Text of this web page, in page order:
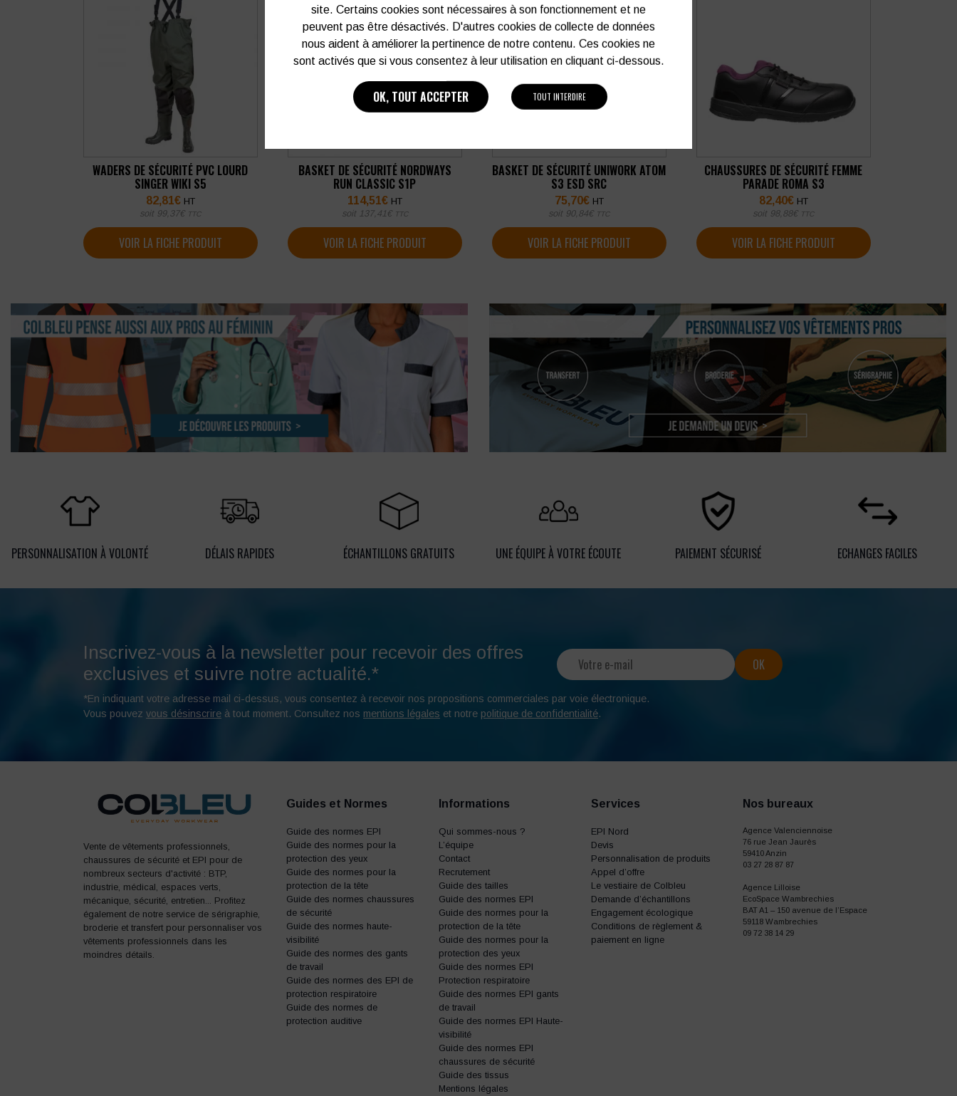
WADERS DE SÉCURITÉ PVC LOURD
SINGER WIKI S5
82,81€ HT
soit 99,37€ TTC
VOIR LA FICHE PRODUIT
BASKET DE SÉCURITÉ NORDWAYS
RUN CLASSIC S1P
114,51€ HT
soit 137,41 € TTC
VOIR LA FICHE PRODUIT
BASKET DE SÉCURITÉ UNIWORK ATOM
S3 ESD SRC
75,70€ HT
soit 90,84€ TTC
VOIR LA FICHE PRODUIT
CHAUSSURES DE SÉCURITÉ FEMME
PARADE ROMA S3
82,40€ HT
soit 98,88€ TTC
VOIR LA FICHE PRODUIT
PERSONNALISATION À VOLONTÉ DÉLAIS RAPIDES ÉCHANTILLONS GRATUITS UNE ÉQUIPE À VOTRE ÉCOUTE PAIEMENT SÉCURISÉ ECHANGES FACILES
Inscrivez-vous à la newsletter pour recevoir des offres
exclusives et suivre notre actualité.*
*En indiquant votre adresse mail ci-dessus, vous consentez à recevoir nos propositions commerciales par voie électronique.
Vous pouvez vous désinscrire à tout moment. Consultez nos mentions légales et notre politique de confidentialité.
Vente de vêtements professionnels,
chaussures de sécurité et EPI pour de
nombreux secteurs d'activité : BTP,
industrie, médical, espaces verts,
mécanique, sécurité, entretien... Profitez
également de notre service de sérigraphie,
broderie et transfert pour personnaliser vos
vêtements professionnels dans les
moindres détails.
Guides et Normes
Guide des normes EPI
Guide des normes pour la
protection des yeux
Guide des normes pour la
protection de la tête
Guide des normes chaussures
de sécurité
Guide des normes haute-
visibilité
Guide des normes des gants
de travail
Guide des normes des EPI de
protection respiratoire
Guide des normes de
protection auditive
Informations
Qui sommes-nous ?
L’équipe
Contact
Recrutement
Guide des tailles
Guide des normes EPI
Guide des normes pour la
protection de la tête
Guide des normes pour la
protection des yeux
Guide des normes EPI
Protection respiratoire
Guide des normes EPI gants
de travail
Guide des normes EPI Haute-
visibilité
Guide des normes EPI
chaussures de sécurité
Guide des tissus
Mentions légales
Services
EPI Nord
Devis
Personnalisation de produits
Appel d’offre
Le vestiaire de Colbleu
Demande d’échantillons
Engagement écologique
Conditions de règlement &
paiement en ligne
Nos bureaux
Agence Valenciennoise
76 rue Jean Jaurès
59410 Anzin
03 27 28 87 87
Agence Lilloise
EcoSpace Wambrechies
BAT A1 – 150 avenue de l’Espace
59118 Wambrechies
09 72 38 14 29
site. Certains cookies sont nécessaires à son fonctionnement et ne
peuvent pas être désactivés. D'autres cookies de collecte de données
nous aident à améliorer la pertinence de notre contenu. Ces cookies ne
sont activés que si vous consentez à leur utilisation en cliquant ci-dessous.
OK, TOUT ACCEPTER TOUT INTERDIRE